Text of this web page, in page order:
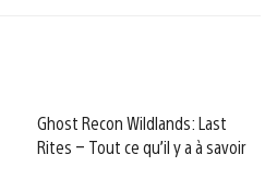
Ghost Recon Wildlands: Last
Rites – Tout ce qu’il y a à savoir